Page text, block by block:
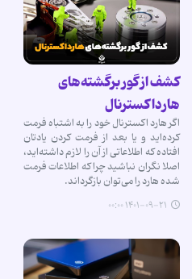
کشف از گور برگشته‌های
هارداکسترنال
اگر هارد اکسترنال خود را به اشتباه فرمت
کرده‌اید و یا بعد از فرمت کردن یادتان
افتاده که اطلاعاتی از آن را لازم داشته‌اید،
اصلا نگران نباشید چرا که اطلاعات فرمت
شده هارد را می‌توان بازگرداند.
۱۴۰۱-۰۹-۲۱ ۰۰:۰۰